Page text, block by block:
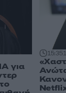
για
15:35